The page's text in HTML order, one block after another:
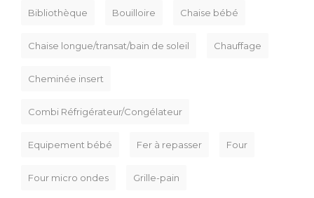
Bibliothèque Bouilloire Chaise bébé
Chaise longue/transat/bain de soleil Chauffage
Cheminée insert
Combi Réfrigérateur/Congélateur
Equipement bébé Fer à repasser Four
Four micro ondes Grille-pain